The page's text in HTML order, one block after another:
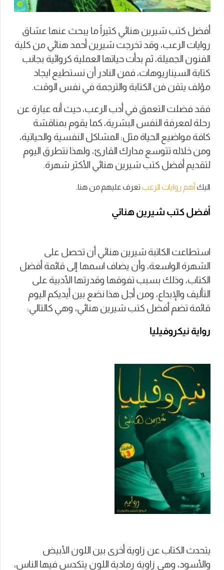
أفضل كتب شيرين هنائي كثيراً ما يبحث عنها عشاق
روايات الرعب، وقد تخرجت شيرين أحمد هنائي من كلية
الفنون الجميلة، ثم بدأت حياتها العملية كروائية بجانب
كتابة السيناريوهات، فمن النادر أن نستطيع ايجاد
مؤلف يتقن فن الكتابة والترجمة في نفس الوقت.
فقد فضلت التعمق في أدب الرعب، حيث أنه عبارة عن
رحلة لمعرفة النفس البشرية، كما يقوم بمناقشة
كافة مواضيع الحياة مثل: المشاكل النفسية والحياتية،
ومن خلاله تتوسع مدارك القارئ، ولهذا نتطرق اليوم
لتقديم أفضل كتب شيرين هنائي الأكثر شهرة.
اليك أهم روايات الرعبتعرف عليهم من هنا.
أفضل كتب شيرين هنائي
استطاعت الكاتبة شيرين هنائي أن تحصل على
الشهرة الواسعة، وأن يضاف اسمها إلى قائمة أفضل
الكتاب، وذلك بسبب تفوقها وقدرتها الأدبية على
التأليف والإبداع، ومن أجل هذا نضع بين أيديكم اليوم
قائمة تضم أفضل كتب شيرين هنائي، وهي كالتالي:
رواية نيكروفيليا
يتحدث الكتاب عن زاوية أخرى بين اللون الأبيض
والأسود، وهي زاوية رمادية اللون يتكدس فيها الناس،